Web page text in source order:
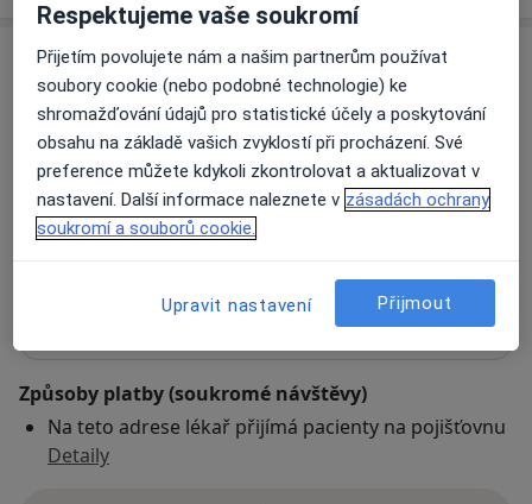
Adresa
Fakultní nemocnice Olomouc- oční klinika
I.P.Pavlova 6, Olomouc
Přiblížit mapu
Na této adrese online kalendář není aktivní
Způsoby platby (soukromé návštěvy)
Na teto adrese lékař přijímá pacienty na pojišťovnu
Detaily
Respektujeme vaše soukromí
Přijetím povolujete nám a našim partnerům používat
soubory cookie (nebo podobné technologie) ke
shromažďování údajů pro statistické účely a poskytování
obsahu na základě vašich zvyklostí při procházení. Své
preference můžete kdykoli zkontrolovat a aktualizovat v
nastavení. Další informace naleznete v zásadách ochrany
soukromí a souborů cookie.
Upravit nastavení Přijmout